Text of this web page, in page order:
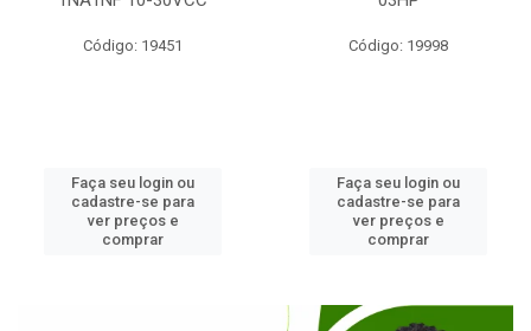
Código: 19451
Faça seu login ou
cadastre-se para
ver preços e
comprar
Código: 19998
Faça seu login ou
cadastre-se para
ver preços e
comprar